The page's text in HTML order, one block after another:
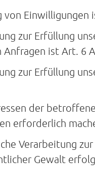
Einwilligungen
zur Erfüllung
ist Art. 6
zur Erfüllung
der
erforderlich
Verarbeitung
Gewalt